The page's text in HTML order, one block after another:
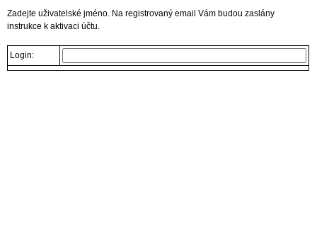
Zadejte uživatelské jméno. Na registrovaný email Vám budou zaslány
instrukce k aktivaci účtu.
Login: